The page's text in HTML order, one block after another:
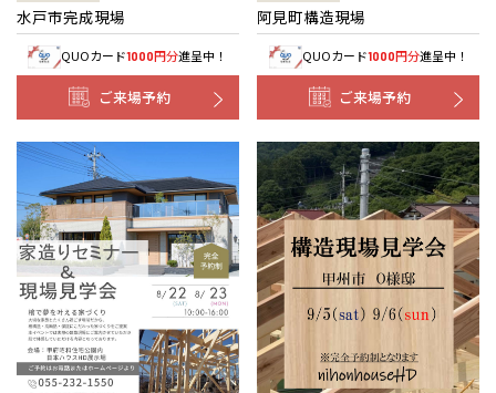
水戸市完成現場
QUOカード1000円分進呈中！
ご来場予約
阿見町構造現場
QUOカード1000円分進呈中！
ご来場予約